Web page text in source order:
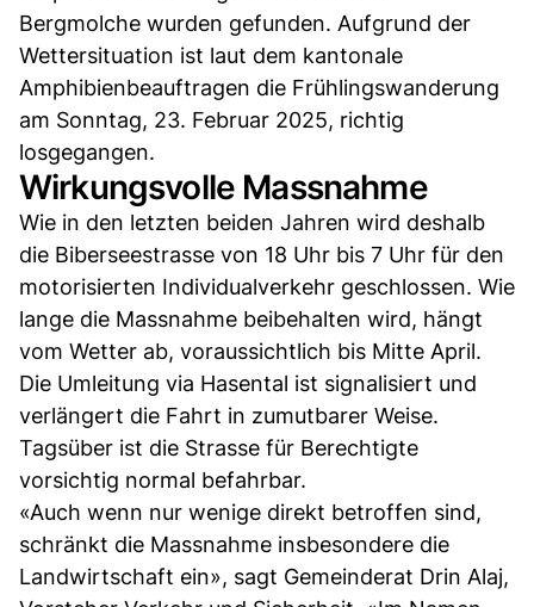
Bergmolche wurden gefunden. Aufgrund der
Wettersituation ist laut dem kantonale
Amphibienbeauftragen die Frühlingswanderung
am Sonntag, 23. Februar 2025, richtig
losgegangen.
Wirkungsvolle Massnahme
Wie in den letzten beiden Jahren wird deshalb
die Biberseestrasse von 18 Uhr bis 7 Uhr für den
motorisierten Individualverkehr geschlossen. Wie
lange die Massnahme beibehalten wird, hängt
vom Wetter ab, voraussichtlich bis Mitte April.
Die Umleitung via Hasental ist signalisiert und
verlängert die Fahrt in zumutbarer Weise.
Tagsüber ist die Strasse für Berechtigte
vorsichtig normal befahrbar.
«Auch wenn nur wenige direkt betroffen sind,
schränkt die Massnahme insbesondere die
Landwirtschaft ein», sagt Gemeinderat Drin Alaj,